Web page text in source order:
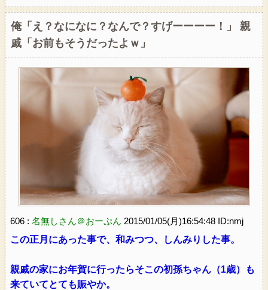
俺「え？なになに？なんで？すげーーーー！」 親
戚「お前もそうだったよｗ」
606 : 名無しさん＠おーぷん 2015/01/05(月)16:54:48 ID:nmj
この正月にあった事で、和みつつ、しんみりした事。
親戚の家にお年賀に行ったらそこの初孫ちゃん（1歳）も
来ていてとても賑やか。